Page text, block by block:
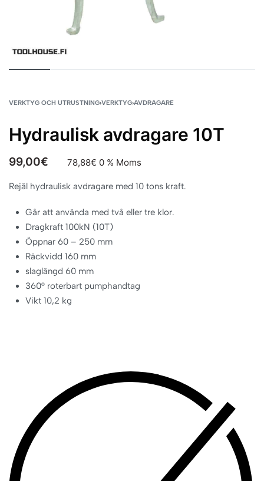
VERKTYG OCH UTRUSTNING›VERKTYG›AVDRAGARE
Hydraulisk avdragare 10T
99,00€ 78,88€ 0 % Moms
Rejäl hydraulisk avdragare med 10 tons kraft.
Går att använda med två eller tre klor.
Dragkraft 100kN (10T)
Öppnar 60 – 250 mm
Räckvidd 160 mm
slaglängd 60 mm
360° roterbart pumphandtag
Vikt 10,2 kg